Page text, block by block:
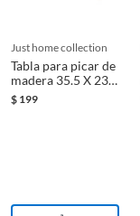
just home collection
Tabla para picar de
madera 35.5 X 23.5
centímetros
$ 199